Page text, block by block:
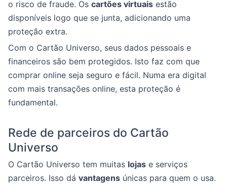
o risco de fraude. Os cartões virtuais estão
disponíveis logo que se junta, adicionando uma
proteção extra.
Com o Cartão Universo, seus dados pessoais e
financeiros são bem protegidos. Isto faz com que
comprar online seja seguro e fácil. Numa era digital
com mais transações online, esta proteção é
fundamental.
Rede de parceiros do Cartão
Universo
O Cartão Universo tem muitas lojas e serviços
parceiros. Isso dá vantagens únicas para quem o usa.